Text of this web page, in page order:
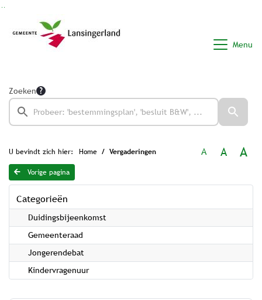
Menu
Zoeken
U bevindt zich hier: Home Vergaderingen A A A
Vorige pagina
Categorieën
Duidingsbijeenkomst
Gemeenteraad
Jongerendebat
Kindervragenuur